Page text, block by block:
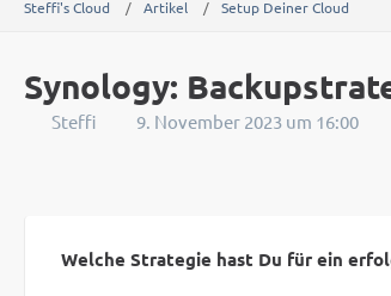
Steffi's Cloud Artikel Setup Deiner Cloud
Synology:
Steffi 9. November 2023 um 16:00
Welche Strategie hast Du für ein